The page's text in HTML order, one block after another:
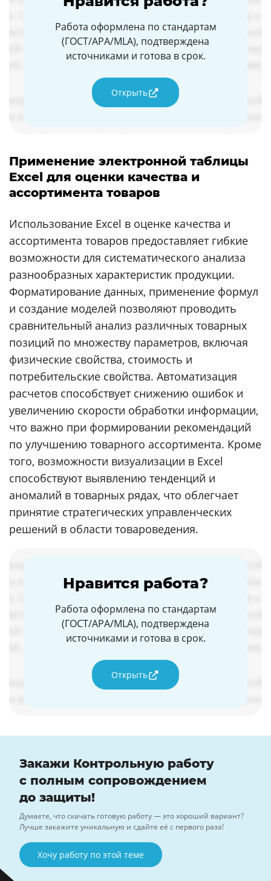
Работа оформлена по стандартам
(ГОСТ/APA/MLA), подтверждена
источниками и готова в срок.
Открыть
Применение электронной таблицы
Excel для оценки качества и
ассортимента товаров
Использование Excel в оценке качества и
ассортимента товаров предоставляет гибкие
возможности для систематического анализа
разнообразных характеристик продукции.
Форматирование данных, применение формул
и создание моделей позволяют проводить
сравнительный анализ различных товарных
позиций по множеству параметров, включая
физические свойства, стоимость и
потребительские свойства. Автоматизация
расчетов способствует снижению ошибок и
увеличению скорости обработки информации,
что важно при формировании рекомендаций
по улучшению товарного ассортимента. Кроме
того, возможности визуализации в Excel
способствуют выявлению тенденций и
аномалий в товарных рядах, что облегчает
принятие стратегических управленческих
решений в области товароведения.
Нравится работа?
Работа оформлена по стандартам
(ГОСТ/APA/MLA), подтверждена
источниками и готова в срок.
Открыть
Закажи Контрольную работу
с полным сопровождением
до защиты!
Думаете, что скачать готовую работу — это хороший вариант?
Лучше закажите уникальную и сдайте её с первого раза!
Хочу работу по этой теме